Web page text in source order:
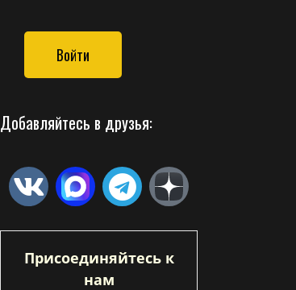
Войти
Добавляйтесь в друзья:
Присоединяйтесь к
нам